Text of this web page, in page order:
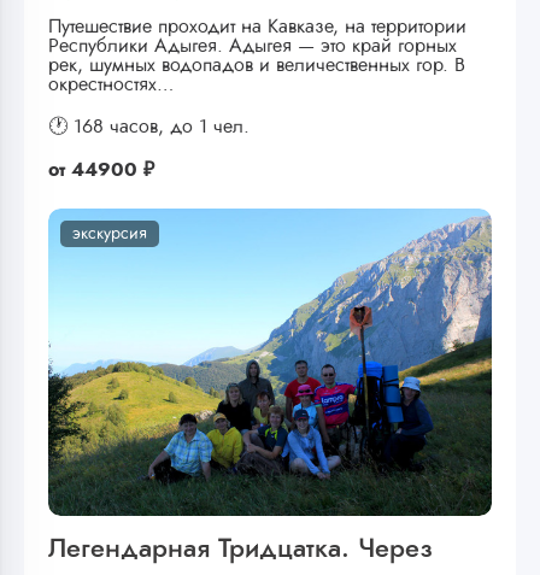
Путешествие проходит на Кавказе, на территории
Республики Адыгея. Адыгея — это край горных
рек, шумных водопадов и величественных гор. В
окрестностях…
🕐 168 часов, до 1 чел.
от 44900 ₽
экскурсия
Легендарная Тридцатка. Через